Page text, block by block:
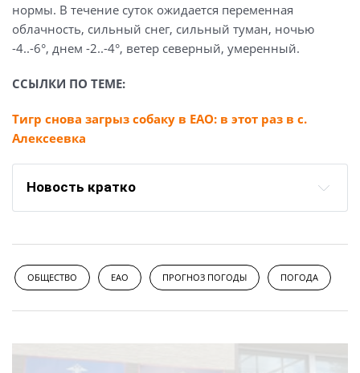
нормы. В течение суток ожидается переменная
облачность, сильный снег, сильный туман, ночью
-4..-6°, днем -2..-4°, ветер северный, умеренный.
ССЫЛКИ ПО ТЕМЕ:
Тигр снова загрыз собаку в ЕАО: в этот раз в с.
Алексеевка
Новость кратко
ОБЩЕСТВО ЕАО ПРОГНОЗ ПОГОДЫ ПОГОДА